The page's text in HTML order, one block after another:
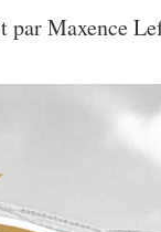
par Maxence